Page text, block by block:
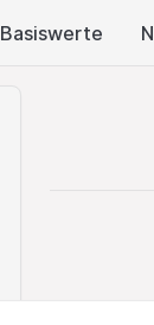
Basis​werte